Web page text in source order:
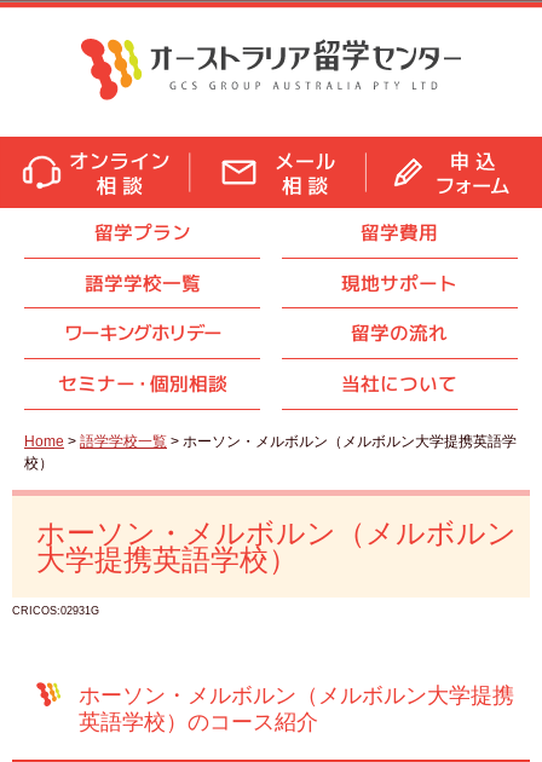
留学プラン
留学費用
語学学校一覧
現地サポート
ワーキングホリデー
留学の流れ
セミナー・ 個別相談 当社について
Home > 語学学校一覧 > ホーソン・メルボルン（メルボルン大学提携英語学
校）
ホーソン・メルボルン（メルボルン
大学提携英語学校）
CRICOS:02931G
ホーソン・メルボルン（メルボルン大学提携
英語学校）のコース紹介